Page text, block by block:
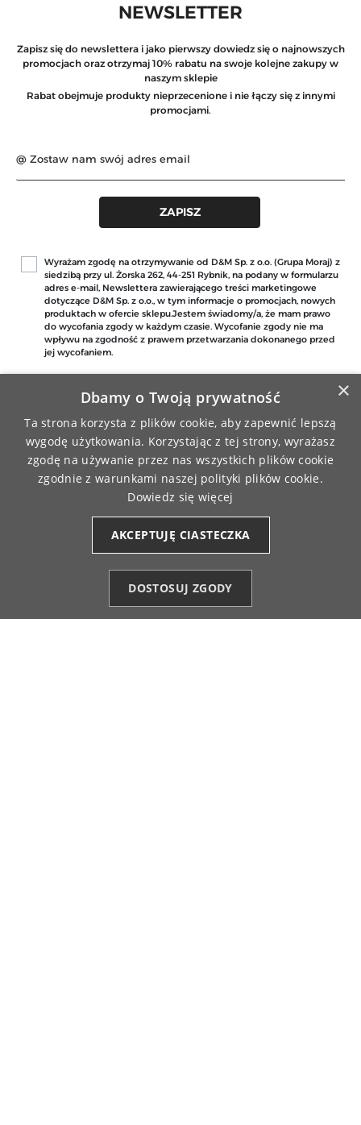
Start
Ulubione (0) Konto
NEWSLETTER
Zapisz się do newslettera i jako pierwszy dowiedz się o najnowszych
promocjach oraz otrzymaj 10% rabatu na swoje kolejne zakupy w
naszym sklepie
Rabat obejmuje produkty nieprzecenione i nie łączy się z innymi
promocjami.
Wyrażam zgodę na otrzymywanie od D&M Sp. z o.o. (Grupa Moraj) z
siedzibą przy ul. Żorska 262, 44-251 Rybnik, na podany w formularzu
adres e-mail, Newslettera zawierającego treści marketingowe
dotyczące D&M Sp. z o.o., w tym informacje o promocjach, nowych
produktach w ofercie sklepu.Jestem świadomy/a, że mam prawo
do wycofania zgody w każdym czasie. Wycofanie zgody nie ma
wpływu na zgodność z prawem przetwarzania dokonanego przed
jej wycofaniem.
DARMOWA WYSYŁKA
PRZY ZAMÓWIENIU JUŻ OD 149 ZŁ
ZAMÓWIENIA REALIZOWANE
SĄ FIRMĄ KURIERSKĄ
×
Dbamy o Twoją prywatność
Ta strona korzysta z plików cookie, aby zapewnić lepszą
wygodę użytkowania. Korzystając z tej strony, wyrażasz
zgodę na używanie przez nas wszystkich plików cookie
zgodnie z warunkami naszej polityki plików cookie.
Dowiedz się więcej
AKCEPTUJĘ CIASTECZKA
DOSTOSUJ ZGODY